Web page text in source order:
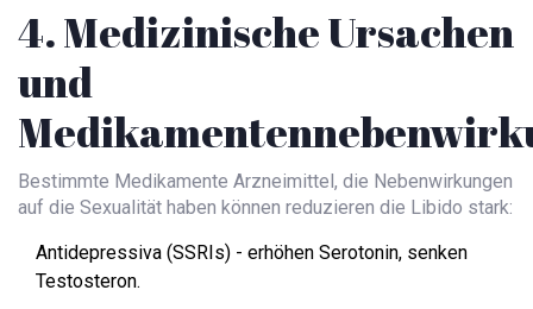
4. Medizinische Ursachen
und
Bestimmte Medikamente Arzneimittel, die Nebenwirkungen
auf die Sexualität haben können reduzieren die Libido stark:
Antidepressiva (SSRIs) - erhöhen Serotonin, senken
Testosteron.